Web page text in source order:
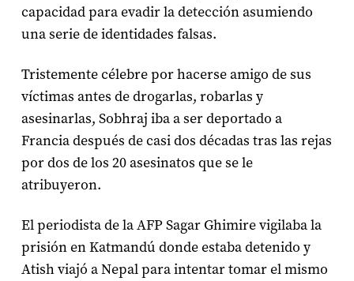
capacidad para evadir la detección asumiendo
una serie de identidades falsas.
Tristemente célebre por hacerse amigo de sus
víctimas antes de drogarlas, robarlas y
asesinarlas, Sobhraj iba a ser deportado a
Francia después de casi dos décadas tras las rejas
por dos de los 20 asesinatos que se le
atribuyeron.
El periodista de la AFP Sagar Ghimire vigilaba la
prisión en Katmandú donde estaba detenido y
Atish viajó a Nepal para intentar tomar el mismo